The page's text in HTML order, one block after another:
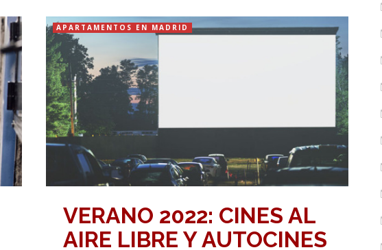
APARTAMENTOS EN MADRID
VERANO 2022: CINES AL
AIRE LIBRE Y AUTOCINES